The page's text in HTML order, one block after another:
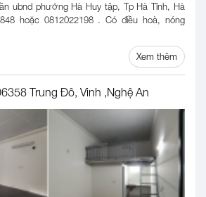
ubnd phường Hà Huy tập, Tp Hà Tĩnh, Hà
hoặc 0812022198 . Có điều hoà, nóng
Xem thêm
Trung Đô, Vinh ,Nghệ An